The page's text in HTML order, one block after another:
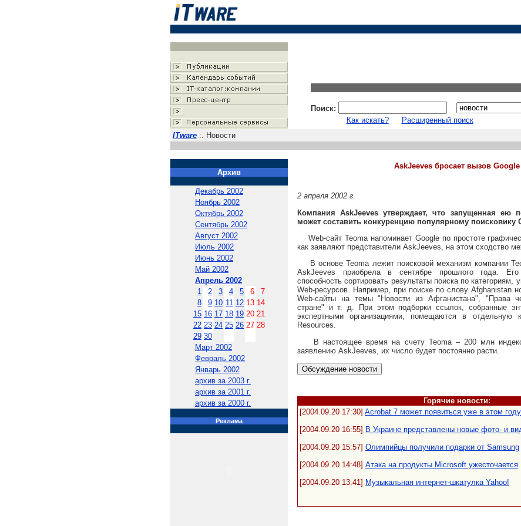
Поиск:
Как искать?
Расширенный поиск
ITware :. Новости
Архив
Декабрь 2002
Ноябрь 2002
Октябрь 2002
Сентябрь 2002
Август 2002
Июль 2002
Июнь 2002
Май 2002
Апрель 2002
1
2 3 4 5 6
7
8
9 10 11 12 13 14
15 16 17 18 19 20 21
22 23 24 25 26 27 28
29 30
Март 2002
Февраль 2002
Январь 2002
архив за 2003 г.
архив за 2001 г.
архив за 2000 г.
Реклама
AskJeeves бросает вызов Google
2 апреля 2002 г.
Компания AskJeeves утверждает, что запущенная ею
может составить конкуренцию популярному поисковику
Web-сайт Teoma напоминает Google по простоте
как заявляют представители AskJeeves, на этом сходство
В основе Teoma лежит поисковой механизм компании
AskJeeves приобрела в сентябре прошлого года. Его
способность сортировать результаты поиска по
Web-ресурсов. Например, при поиске по слову Afghanistan
Web-сайты на темы "Новости из Афганистана", "Права
стране" и т. д. При этом подборки ссылок, собранные
экспертными организациями, помещаются в отдельную
Resources.
В настоящее время на счету Teoma – 200 млн
заявлению AskJeeves, их число будет постоянно расти.
Горячие новости:
[2004.09.20 17:30] Acrobat 7 может появиться уже в этом году
[2004.09.20 16:55] В Украине представлены новые фото- и
[2004.09.20 15:57] Олимпийцы получили подарки от Samsung
[2004.09.20 14:48] Атака на продукты Microsoft ужесточается
[2004.09.20 13:41] Музыкальная интернет-шкатулка Yahoo!